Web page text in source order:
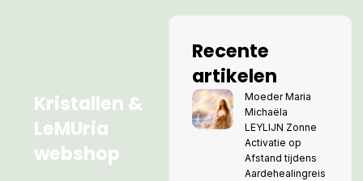
Recente
artikelen
Moeder Maria
Michaëla
LEYLIJN Zonne
Activatie op
Afstand tijdens
Aardehealingreis
Kristallen &
LeMUria
webshop